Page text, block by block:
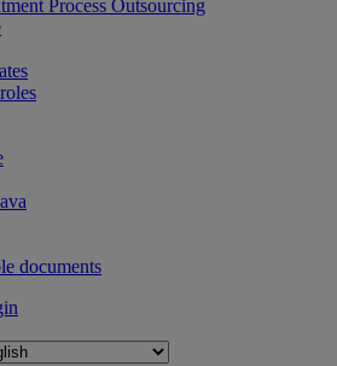
Process Outsourcing
documents